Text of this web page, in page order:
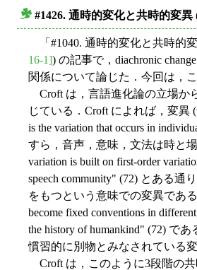
#1426. 通時的変化と共時的変異
「#1040. 通時的変化と共時的
16-1]) の記事で，diachronic
関係について論じた．今回は，
Croft は，言語進化論の立場か
じている．Croft によれば，変異
is the variation that occurs in
すら，音声，意味，文法は時と
variation is built on first-order
speech community" (72) とある通
をもつという意味での変異である
become fixed conventions in
the history of humankind" (72) で
慣習的に別物とみなされている
Croft は，このように3段階の